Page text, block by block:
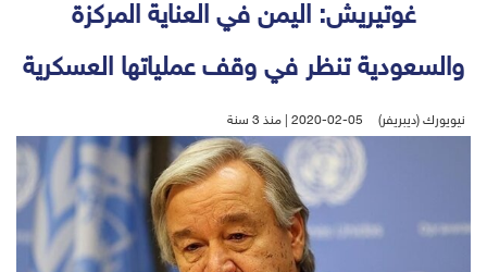
غوتيريش: اليمن في العناية المركزة
والسعودية تنظر في وقف عملياتها العسكرية
نيويورك (ديبريفر) 2020-02-05 | منذ 3 سنة